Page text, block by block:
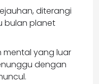
diterangi
bulan planet
mental yang luar
dengan